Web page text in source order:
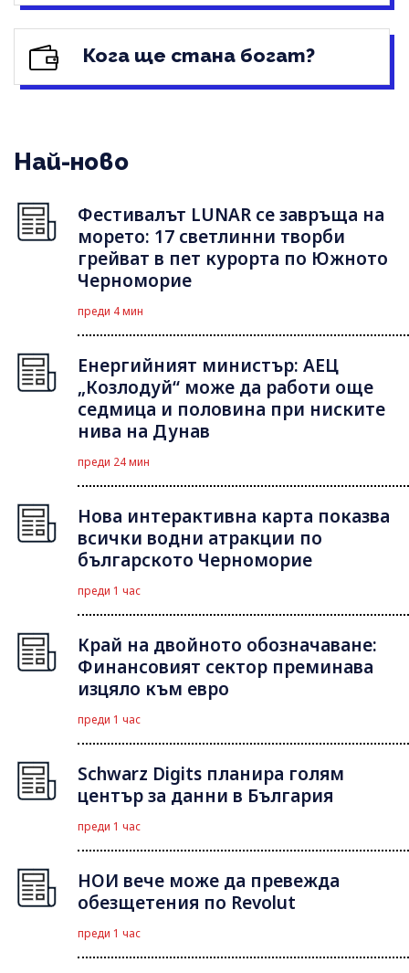
Кога ще стана богат?
Най-ново
Фестивалът LUNAR се завръща на
морето: 17 светлинни творби
грейват в пет курорта по Южното
Черноморие
преди 4 мин
Енергийният министър: АЕЦ
„Козлодуй“ може да работи още
седмица и половина при ниските
нива на Дунав
преди 24 мин
Нова интерактивна карта показва
всички водни атракции по
българското Черноморие
преди 1 час
Край на двойното обозначаване:
Финансовият сектор преминава
изцяло към евро
преди 1 час
Schwarz Digits планира голям
център за данни в България
преди 1 час
НОИ вече може да превежда
обезщетения по Revolut
преди 1 час